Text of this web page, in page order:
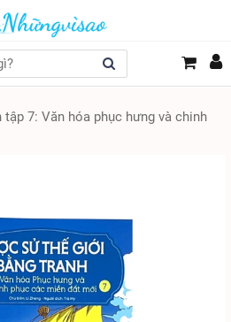
7: Văn hóa phục hưng và chinh